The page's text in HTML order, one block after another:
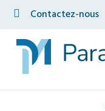
Contactez-nous